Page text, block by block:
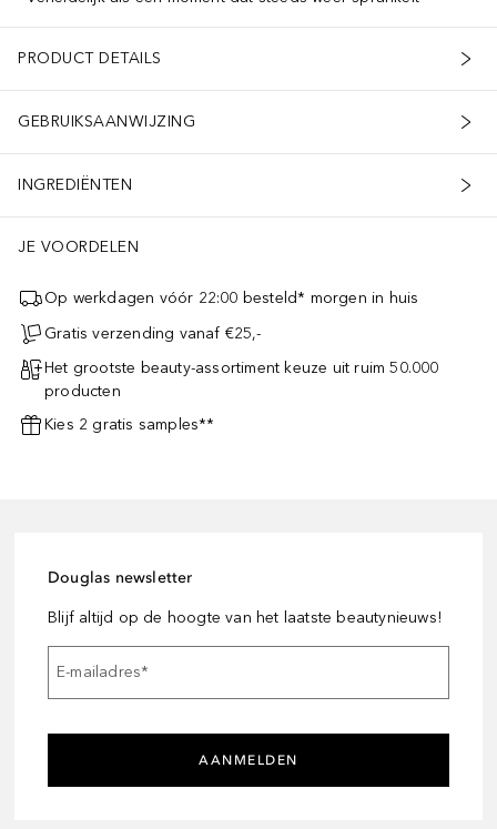
PRODUCT DETAILS
GEBRUIKSAANWIJZING
INGREDIËNTEN
JE VOORDELEN
Op werkdagen vóór 22:00 besteld* morgen in huis
Gratis verzending vanaf €25,-
Het grootste beauty-assortiment keuze uit ruim 50.000
producten
Kies 2 gratis samples**
Douglas newsletter
Blijf altijd op de hoogte van het laatste beautynieuws!
E-mailadres*
AANMELDEN